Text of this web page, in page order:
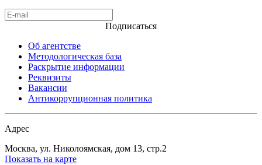
Подписаться
Об агентстве
Методологическая база
Раскрытие информации
Реквизиты
Вакансии
Антикоррупционная политика
Адрес
Москва, ул. Николоямская, дом 13, стр.2
Показать на карте